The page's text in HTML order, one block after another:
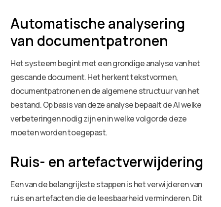
Automatische analysering
van documentpatronen
Het systeem begint met een grondige analyse van het
gescande document. Het herkent tekstvormen,
documentpatronen en de algemene structuur van het
bestand. Op basis van deze analyse bepaalt de AI welke
verbeteringen nodig zijn en in welke volgorde deze
moeten worden toegepast.
Ruis- en artefactverwijdering
Een van de belangrijkste stappen is het verwijderen van
ruis en artefacten die de leesbaarheid verminderen. Dit